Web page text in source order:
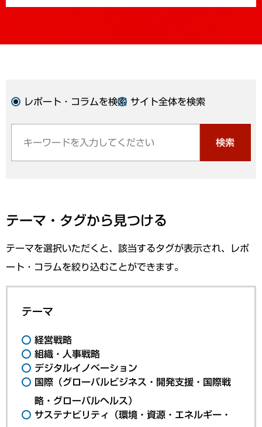
レポート・コラムを検索 サイト全体を検索
検索
テーマ・タグから見つける
テーマを選択いただくと、該当するタグが表示され、レポ
ート・コラムを絞り込むことができます。
テーマ
経営戦略
組織・人事戦略
デジタルイノベーション
国際（グローバルビジネス・開発支援・国際戦
略・グローバルヘルス）
サステナビリティ（環境・資源・エネルギー・